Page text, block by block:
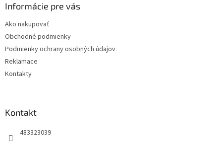
Informácie pre vás
Ako nakupovať
Obchodné podmienky
Podmienky ochrany osobných údajov
Reklamace
Kontakty
Kontakt
483323039